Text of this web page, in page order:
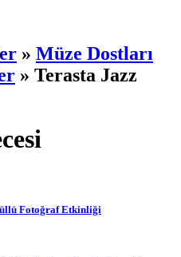
» Müze Dostları
» Terasta Jazz
Fotoğraf Etkinliği